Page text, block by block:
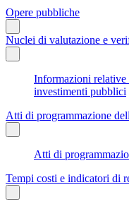
Opere pubbliche
Nuclei di valutazione e
Informazioni
investimenti pubblici
Atti di programmazione
Atti di
Tempi costi e indicatori di